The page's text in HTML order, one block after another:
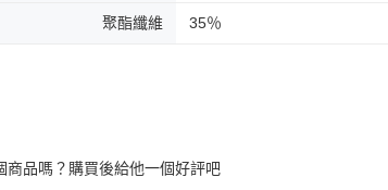
聚酯纖維 35％
商品嗎？購買後給他一個好評吧